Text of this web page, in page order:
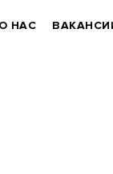
О НАС